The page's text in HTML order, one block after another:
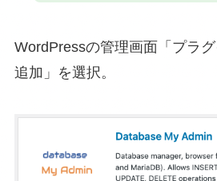
WordPressの管理画面「プラ
追加」を選択。